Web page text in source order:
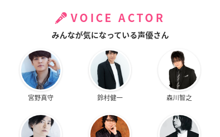
VOICE ACTOR
みんなが気になっている声優さん
宮野真守 鈴村健一 森川智之